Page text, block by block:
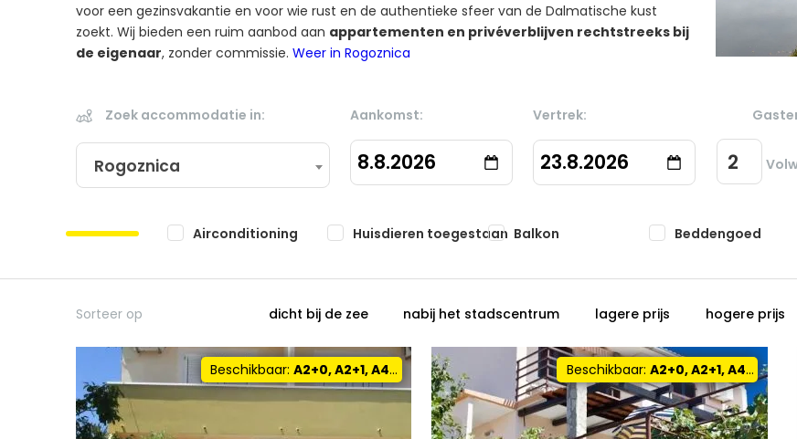
voor een gezinsvakantie en voor wie rust en de authentieke sfeer van de Dalmatische kust
zoekt. Wij bieden een ruim aanbod aan appartementen en privéverblijven rechtstreeks bij
de eigenaar, zonder commissie. Weer in Rogoznica
Zoek accommodatie in:
Rogoznica
Aankomst:
8.8.2026
Vertrek:
23.8.2026
Airconditioning Huisdieren toegestaan Balkon Beddengoed
Sorteer op dicht bij de zee nabij het stadscentrum lagere prijs hogere prijs
Beschikbaar:A2+0, A2+1, A4+1, A6+2 Beschikbaar: A2+0, A2+1, A4+0, A4+1